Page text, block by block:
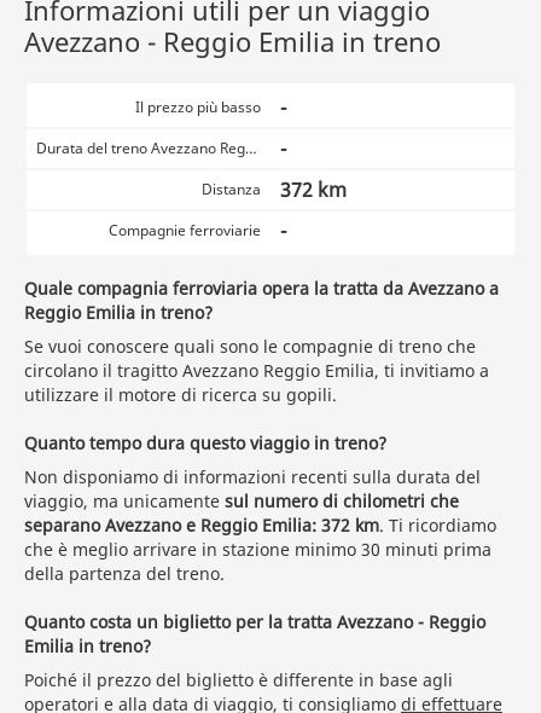
Informazioni utili per un viaggio
Avezzano - Reggio Emilia in treno
Il prezzo più basso -
Durata del treno Avezzano Reggio Emilia -
Distanza 372 km
Compagnie ferroviarie -
Quale compagnia ferroviaria opera la tratta da Avezzano a
Reggio Emilia in treno?
Se vuoi conoscere quali sono le compagnie di treno che
circolano il tragitto Avezzano Reggio Emilia, ti invitiamo a
utilizzare il motore di ricerca su gopili.
Quanto tempo dura questo viaggio in treno?
Non disponiamo di informazioni recenti sulla durata del
viaggio, ma unicamente sul numero di chilometri che
separano Avezzano e Reggio Emilia: 372 km. Ti ricordiamo
che è meglio arrivare in stazione minimo 30 minuti prima
della partenza del treno.
Quanto costa un biglietto per la tratta Avezzano - Reggio
Emilia in treno?
Poiché il prezzo del biglietto è differente in base agli
operatori e alla data di viaggio, ti consigliamo di effettuare